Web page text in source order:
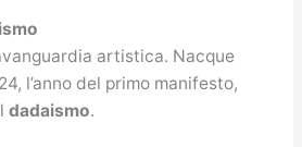
artistica. Nacque
l’anno del primo manifesto,
dadaismo.